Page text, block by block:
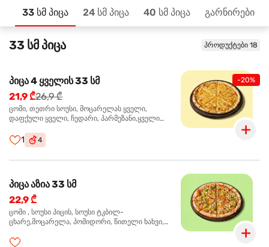
33 სმ პიცა 24 სმ პიცა 40 სმ პიცა გარნირები
მთავარზე
33 სმ პიცა პროდუქტები 18
-20%
პიცა 4 ყველის 33 სმ
21,9 ₾26,9 ₾
ცომი, თეთრი სოუსი, მოცარელას ყველი,
დაფქული ყველი, ჩედარი, პარმეზანი,ყველი
1 4
პიცა აზია 33 სმ
22,9 ₾
ცომი , სოუსი პიცის, სოუსი ტკბილ-
ცხარე,მოცარელა, პომიდორი, წითელი ხახვი,
სეზამის მარცვლის ნაზავი, ქინძი, ორეგანო